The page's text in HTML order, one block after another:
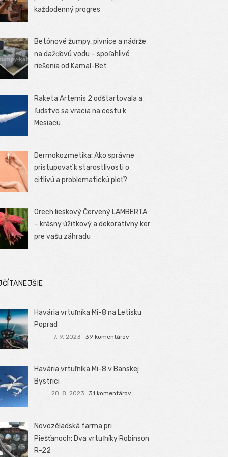
každodenný progres
Betónové žumpy, pivnice a nádrže
na dažďovú vodu – spoľahlivé
riešenia od Kamal-Bet
Raketa Artemis 2 odštartovala a
ľudstvo sa vracia na cestu k
Mesiacu
Dermokozmetika: Ako správne
pristupovať k starostlivosti o
citlivú a problematickú pleť?
Orech lieskový Červený LAMBERTA
– krásny úžitkový a dekoratívny ker
pre vašu záhradu
Havária vrtuľníka Mi-8 na Letisku
Poprad
7. 9. 2023 39 komentárov
Havária vrtuľníka Mi-8 v Banskej
Bystrici
28. 8. 2023 31 komentárov
Novozéladská farma pri
Piešťanoch: Dva vrtuľníky Robinson
R-22